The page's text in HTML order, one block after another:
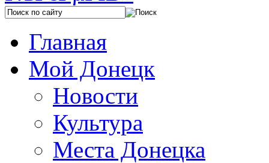
Главная
Мой Донецк
Новости
Культура
Места Донецка